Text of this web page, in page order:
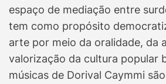
espaço de mediação entre
tem como propósito
arte por meio da oralidade, da
valorização da cultura popular
músicas de Dorival Caymmi